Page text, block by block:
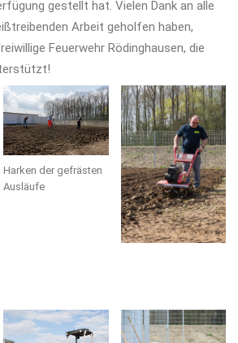
gestellt hat. Vielen Dank an alle
Arbeit geholfen haben,
Feuerwehr Rödinghausen, die
Harken der gefrästen
Ausläufe